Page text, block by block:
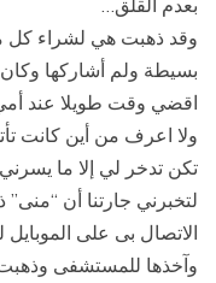
وقد ذهبت هي لشراء كل
بسيطة ولم أشاركها
اقضي وقت طويلا عند أمي
ولا اعرف من أين كانت
تكن تدخر لي إلا ما
لتخبرني جارتنا أن
الاتصال بى على
وآخذها للمستشفى وذهبت